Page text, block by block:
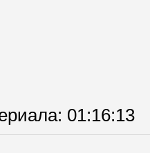
: 01:16:13